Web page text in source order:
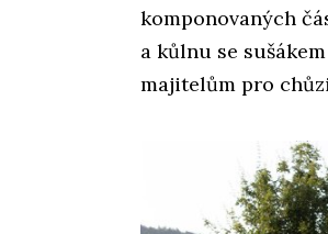
komponovaných
a kůlnu se
majitelům pro